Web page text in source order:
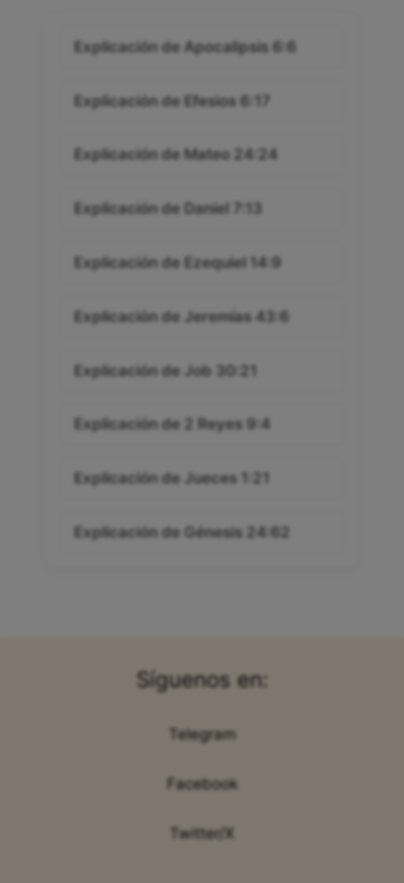
Explicación de Apocalipsis 6:6
Explicación de Efesios 6:17
Explicación de Mateo 24:24
Explicación de Daniel 7:13
Explicación de Ezequiel 14:9
Explicación de Jeremías 43:6
Explicación de Job 30:21
Explicación de 2 Reyes 9:4
Explicación de Jueces 1:21
Explicación de Génesis 24:62
Síguenos en:
Telegram
Facebook
Twitter/X